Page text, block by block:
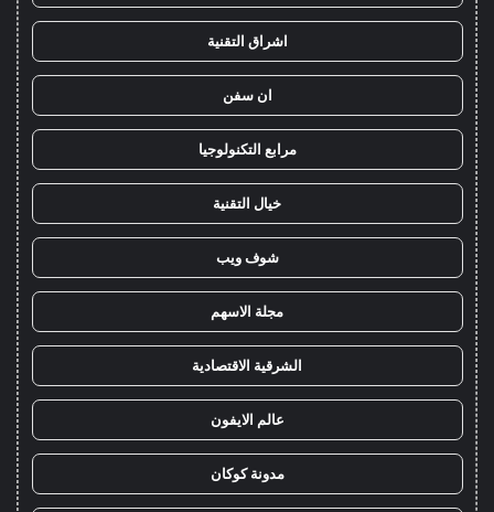
اشراق التقنية
ان سفن
مرابع التكنولوجيا
خيال التقنية
شوف ويب
مجلة الاسهم
الشرقية الاقتصادية
عالم الايفون
مدونة كوكان